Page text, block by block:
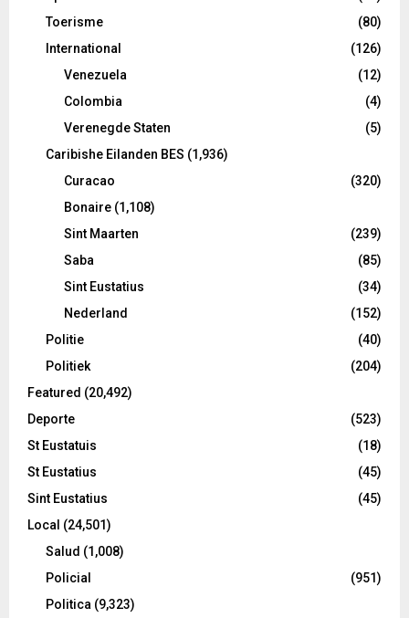
Toerisme
(80)
International
(126)
Venezuela
(12)
Colombia
(4)
Verenegde Staten
(5)
Caribishe Eilanden BES (1,936)
Curacao
(320)
Bonaire (1,108)
Sint Maarten
(239)
Saba
(85)
Sint Eustatius
(34)
Nederland
(152)
Politie
(40)
Politiek
(204)
Featured (20,492)
Deporte
(523)
St Eustatuis
(18)
St Eustatius
(45)
Sint Eustatius
(45)
Local (24,501)
Salud (1,008)
Policial
(951)
Politica (9,323)